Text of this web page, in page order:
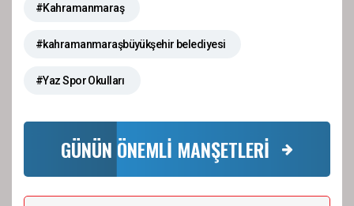
#Kahramanmaraş
#kahramanmaraşbüyükşehir belediyesi
#Yaz Spor Okulları
GÜNÜN ÖNEMLİ MANŞETLERİ